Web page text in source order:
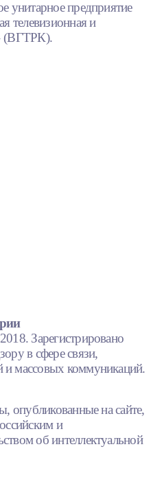
унитарное предприятие
телевизионная и
(ВГТРК).
Зарегистрировано
в сфере связи,
массовых коммуникаций.
опубликованные на сайте,
и
об интеллектуальной